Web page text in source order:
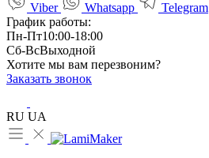
Viber
Whatsapp
Telegram
График работы:
Пн-Пт10:00-18:00
Сб-ВсВыходной
Хотите мы вам перезвоним?
Заказать звонок
RU UA